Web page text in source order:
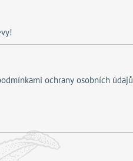
ochrany osobních údajů